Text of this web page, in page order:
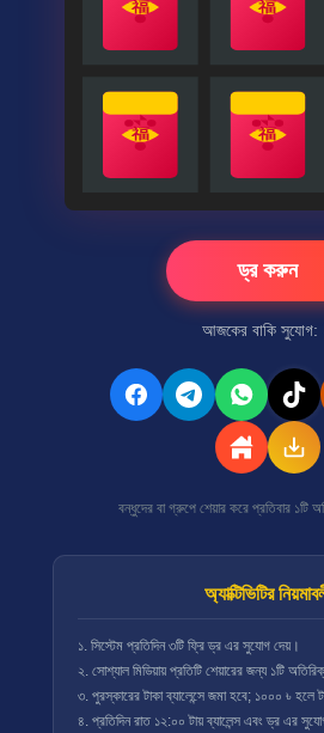
ড্র করুন
আজকের বাকি সুযোগ:
বন্ধুদের বা গ্রুপে শেয়ার করে প্রতিবার ১টি
অ্যাক্টিভিটির
১. সিস্টেম প্রতিদিন ৩টি ফ্রি ড্র এর সুযোগ দেয়।
২. সোশ্যাল মিডিয়ায় প্রতিটি শেয়ারের জন্য ১টি
৩. পুরস্কারের টাকা ব্যালেন্সে জমা হবে; ১০০০ ৳ হলে
৪. প্রতিদিন রাত ১২:০০ টায় ব্যালেন্স এবং ড্র এর